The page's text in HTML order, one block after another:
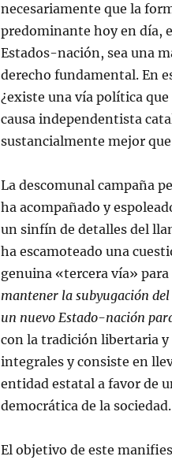
necesariamente que la
predominante hoy en día,
Estados-nación, sea una
derecho fundamental. En
¿existe una vía política
causa independentista
sustancialmente mejor
La descomunal campaña
ha acompañado y
un sinfín de detalles del
ha escamoteado una
genuina «tercera vía»
mantener la subyugación
un nuevo Estado-nación
con la tradición libertaria
integrales y consiste en
entidad estatal a favor de
democrática de la sociedad.
El objetivo de este